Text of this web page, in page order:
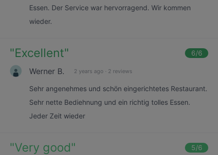
Essen. Der Service war hervorragend. Wir kommen
wieder.
"Excellent" 6/6
Werner B. 2 years ago · 2 reviews
Sehr angenehmes und schön eingerichtetes Restaurant.
Sehr nette Bediehnung und ein richtig tolles Essen.
Jeder Zeit wieder
"Very good" 5/6